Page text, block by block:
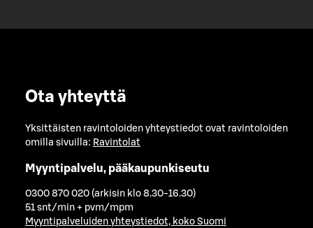
Ota yhteyttä
Yksittäisten ravintoloiden yhteystiedot ovat ravintoloiden
omilla sivuilla: Ravintolat
Myyntipalvelu, pääkaupunkiseutu
0300 870 020 (arkisin klo 8.30-16.30)
51 snt/min + pvm/mpm
Myyntipalveluiden yhteystiedot, koko Suomi